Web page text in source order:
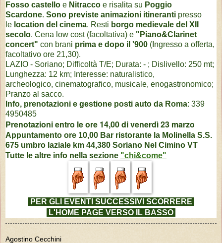
Fosso castello e Nitracco e risalita su Poggio
Scardone. Sono previste animazioni itineranti presso
le location del cinema. Resti borgo medievale del XII
secolo. Cena low cost (facoltativa) e "Piano&Clarinet
concert" con brani prima e dopo il '900 (Ingresso a offerta,
facoltativo ore 21,30).
LAZIO - Soriano; Difficoltà T/E; Durata: - ; Dislivello: 250 mt;
Lunghezza: 12 km; Interesse: naturalistico,
archeologico, cinematografico, musicale, enogastronomico;
Pranzo al sacco.
Info, prenotazioni e gestione posti auto da Roma: 339
4950485
Prenotazioni entro le ore 14,00 di venerdì 23 marzo
Appuntamento ore 10,00 Bar ristorante la Molinella S.S.
675 umbro laziale km 44,380 Soriano Nel Cimino VT
Tutte le altre info nella sezione "chi&come"
PER GLI EVENTI SUCCESSIVI SCORRERE
L'HOME PAGE VERSO IL BASSO
Agostino Cecchini